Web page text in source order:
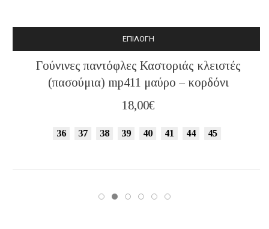
ΕΠΙΛΟΓΉ
το
προϊόν
έχει
πολλαπλές
παραλλαγές.
μπορούν
επιλεγούν
Γούνινες παντόφλες Καστοριάς κλειστές
(πασούμια) mp411 μαύρο – κορδόνι
18,00€
36 37 38 39 40 41 44 45